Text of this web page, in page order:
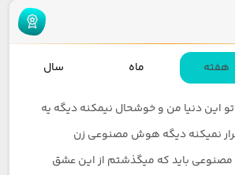
هفته ماه سال
این دنیا من و خوشحال نیمکنه دیگه یه
نمیکنه دیگه هوش مصنوعی زن
باید که میگذشتم از این عشق